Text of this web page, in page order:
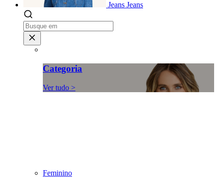
Jeans Jeans
Categoria
Ver tudo >
Feminino